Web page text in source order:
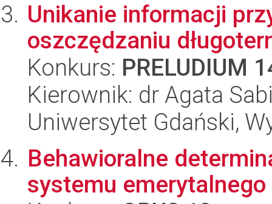
Unikanie informacji
oszczędzaniu
Konkurs: PRELUDIUM
Kierownik: dr Agata
Uniwersytet Gdański,
Behawioralne
systemu emerytalnego